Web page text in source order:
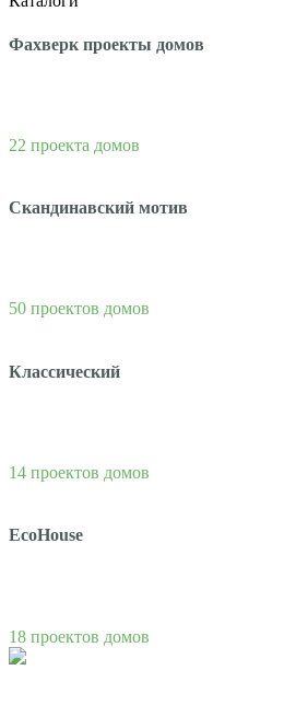
Фахверк проекты домов
22 проекта домов
Скандинавский мотив
50 проектов домов
Классический
14 проектов домов
EcoHouse
18 проектов домов